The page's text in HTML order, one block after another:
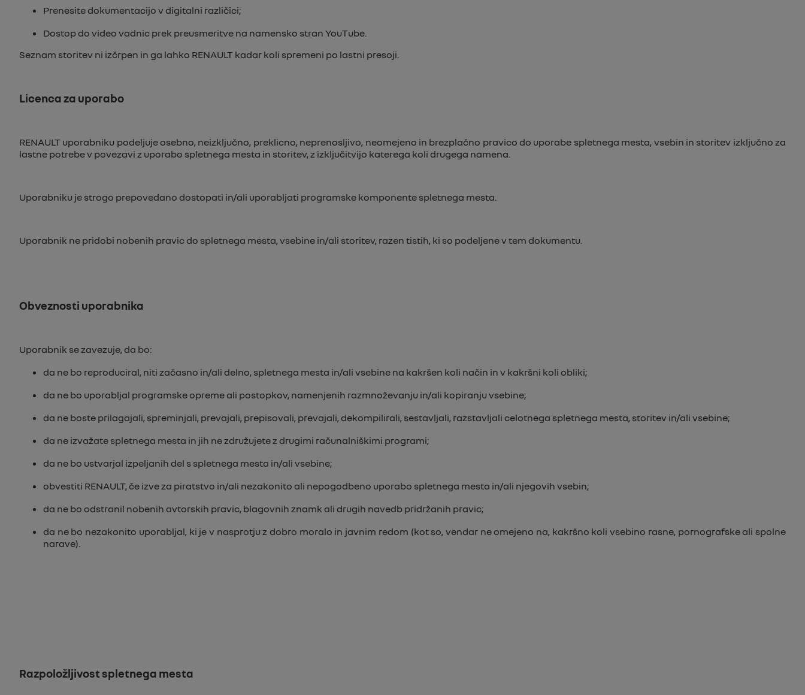
Prenesite dokumentacijo v digitalni različici;
Dostop do video vadnic prek preusmeritve na namensko stran YouTube.
Seznam storitev ni izčrpen in ga lahko RENAULT kadar koli spremeni po lastni presoji.
Licenca za uporabo
RENAULT uporabniku podeljuje osebno, neizključno, preklicno, neprenosljivo, neomejeno in brezplačno pravico do uporabe spletnega mesta, vsebin in storitev izključno za
lastne potrebe v povezavi z uporabo spletnega mesta in storitev, z izključitvijo katerega koli drugega namena.
Uporabniku je strogo prepovedano dostopati in/ali uporabljati programske komponente spletnega mesta.
Uporabnik ne pridobi nobenih pravic do spletnega mesta, vsebine in/ali storitev, razen tistih, ki so podeljene v tem dokumentu.
Obveznosti uporabnika
Uporabnik se zavezuje, da bo:
da ne bo reproduciral, niti začasno in/ali delno, spletnega mesta in/ali vsebine na kakršen koli način in v kakršni koli obliki;
da ne bo uporabljal programske opreme ali postopkov, namenjenih razmnoževanju in/ali kopiranju vsebine;
da ne boste prilagajali, spreminjali, prevajali, prepisovali, prevajali, dekompilirali, sestavljali, razstavljali celotnega spletnega mesta, storitev in/ali vsebine;
da ne izvažate spletnega mesta in jih ne združujete z drugimi računalniškimi programi;
da ne bo ustvarjal izpeljanih del s spletnega mesta in/ali vsebine;
obvestiti RENAULT, če izve za piratstvo in/ali nezakonito ali nepogodbeno uporabo spletnega mesta in/ali njegovih vsebin;
da ne bo odstranil nobenih avtorskih pravic, blagovnih znamk ali drugih navedb pridržanih pravic;
da ne bo nezakonito uporabljal, ki je v nasprotju z dobro moralo in javnim redom (kot so, vendar ne omejeno na, kakršno koli vsebino rasne, pornografske ali spolne
narave).
Razpoložljivost spletnega mesta